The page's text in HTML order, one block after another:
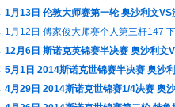
1月13日 伦敦大师赛第一轮 奥沙利文VS
1月12日 傅家俊大师赛个人第三杆147
12月6日 斯诺克英锦赛半决赛 奥沙利文
5月1日 2014斯诺克世锦赛半决赛 奥沙
下载
4月29日 2014斯诺克世锦赛1/4决赛 奥